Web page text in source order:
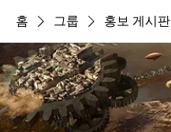
홈 그룹 홍보 게시판